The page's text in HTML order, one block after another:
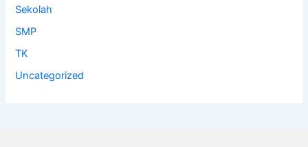
Sekolah
SMP
TK
Uncategorized